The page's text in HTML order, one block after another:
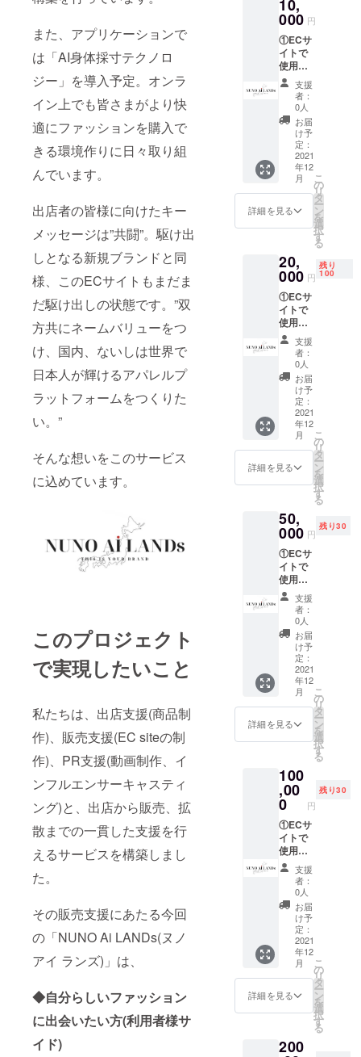
また、アプリケーションで
は「AI身体採寸テクノロ
ジー」を導入予定。オンラ
イン上でも皆さまがより快
適にファッションを購入で
きる環境作りに日々取り組
んでいます。
出店者の皆様に向けたキー
メッセージは”共闘”。駆け出
しとなる新規ブランドと同
様、このECサイトもまだま
だ駆け出しの状態です。”双
方共にネームバリューをつ
け、国内、ないしは世界で
日本人が輝けるアパレルプ
ラットフォームをつくりた
い。”
そんな想いをこのサービス
に込めています。
このプロジェクト
で実現したいこと
私たちは、出店支援(商品制
作)、販売支援(EC siteの制
作)、PR支援(動画制作、イ
ンフルエンサーキャスティ
ング)と、出店から販売、拡
散までの一貫した支援を行
えるサービスを構築しまし
た。
その販売支援にあたる今回
の「NUNO Ai LANDs(ヌノ
アイ ランズ)」は、
◆自分らしいファッション
に出会いたい方(利用者様サ
イド)
お名前
をご記
入くだ
さい。
ご招待
④サイ
トに個
人スポ
ンサー
として
お名前
の掲載
（金額
順に上
部より
記載さ
せてい
ただき
ます）
※支援
希望の
お名前
をご記
入くだ
さい。
10,
000 円
①ECサ
イトで
使用で
きる会
員ポイ
ント
1000円
分×2回
有効期
限：
2022年
1月〜
2022年
12月 ②
記念T
シャツ
③PRE
OPEN
ご招待
支援
者：
0人
お届
け予
定：
2021
年12
月
詳細を見る
こ
の
リ
タ
ー
ン
を
選
択
す
る
20,
000 円
残り
100
①ECサ
イトで
使用で
きる会
員ポイ
ント
1000円
分×4回
有効期
限：
2022年
1月〜
2022年
12月 ②
記念T
シャツ2
③PRE
OPEN
ご招待
④サイ
トに個
人スポ
ンサー
として
お名前
の掲載
※支援
時、必
ず備考
欄にご
希望の
お名前
をご記
支援
者：
0人
お届
け予
定：
2021
年12
月
詳細を見る
こ
の
リ
タ
ー
ン
を
選
択
す
る
50,
000 円
残り30
①ECサ
イトで
使用で
きる会
員ポイ
ント
2000円
分×5回
有効期
限：
2022年
1月〜
2022年
12月 ②
記念T
シャツ2
③PRE
OPEN
ご招待
④サイ
トに個
人スポ
ンサー
として
お名前
の掲載
（金額
順に上
部より
記載さ
せてい
ただき
ます）
※支援
時、必
ず備考
希望の
支援
者：
0人
お届
け予
定：
2021
年12
月
詳細を見る
こ
の
リ
タ
ー
ン
を
選
択
す
る
100
,00
0 円
残り30
①ECサ
イトで
使用で
きる会
員ポイ
ント
2000円
分×10回
有効期
限：
2022年
1月〜
2022年
12月 ②
記念T
シャツ2
③PRE
支援
者：
0人
お届
け予
定：
2021
年12
月
詳細を見る
こ
の
リ
タ
ー
ン
を
選
択
す
る
200